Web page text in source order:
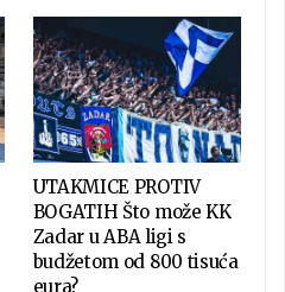
UTAKMICE PROTIV
BOGATIH Što može KK
Zadar u ABA ligi s
budžetom od 800 tisuća
eura?